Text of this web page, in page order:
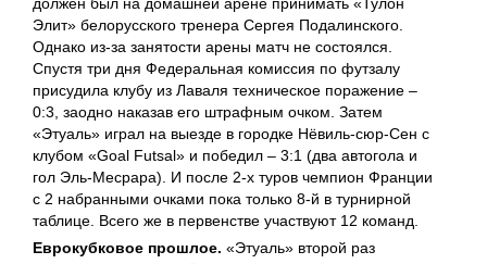
Элит» белорусского тренера Сергея Подалинского.
Однако из-за занятости арены матч не состоялся.
Спустя три дня Федеральная комиссия по футзалу
присудила клубу из Лаваля техническое поражение –
0:3, заодно наказав его штрафным очком. Затем
«Этуаль» играл на выезде в городке Нёвиль-сюр-Сен с
клубом «Goal Futsal» и победил – 3:1 (два автогола и
гол Эль-Месрара). И после 2-х туров чемпион Франции
с 2 набранными очками пока только 8-й в турнирной
таблице. Всего же в первенстве участвуют 12 команд.
Еврокубковое прошлое. «Этуаль» второй раз